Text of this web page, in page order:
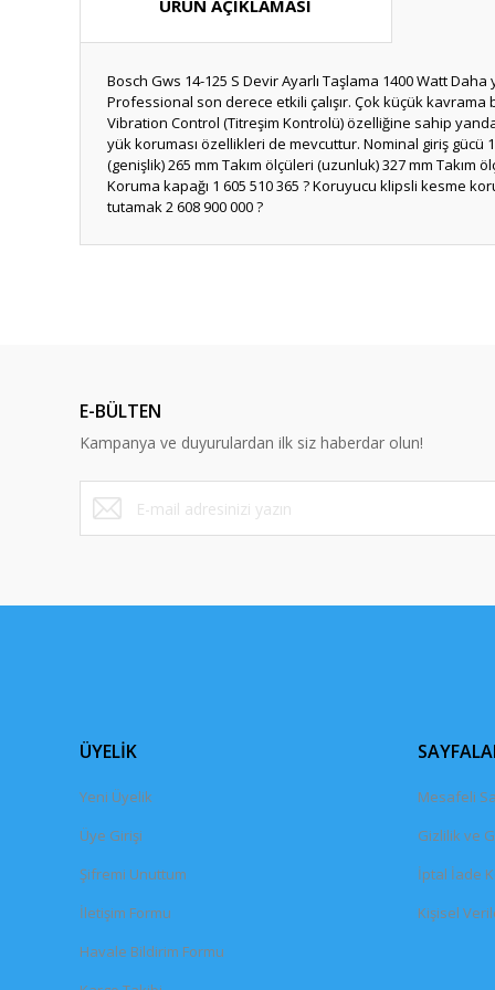
ÜRÜN AÇIKLAMASI
Bosch Gws 14-125 S Devir Ayarlı Taşlama 1400 Watt
Professional son derece etkili çalışır. Çok küçük
Vibration Control (Titreşim Kontrolü) özelliğine sahip
yük koruması özellikleri de mevcuttur. Nominal giriş gücü
(genişlik) 265 mm Takım ölçüleri (uzunluk) 327 mm Takım
Koruma kapağı 1 605 510 365 ? Koruyucu klipsli kesme
tutamak 2 608 900 000 ?
Ürün bilgilerinde hatalar bulunuyor.
Ürün fiyatı diğer sitelerden daha pahalı.
Bu ürüne benzer farklı alternatifler olmalı.
E-BÜLTEN
Kampanya ve duyurulardan ilk siz haberdar olun!
ÜYELİK
Yeni Üyelik
Üye Girişi
Şifremi Unuttum
İletişim Formu
Havale Bildirim Formu
Mesafeli
Gizlilik ve
İptal İade
Kişisel